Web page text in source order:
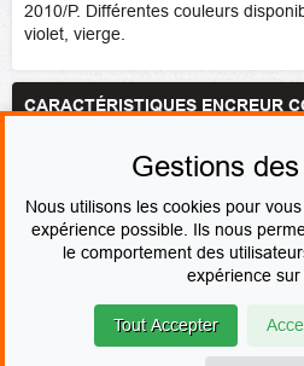
2010/P. Différentes couleurs
violet, vierge.
CARACTÉRISTIQUES ENCREUR
Couleur de l'encre
Noir,Bleu,
PAIEMENT
© Le fabricant de Tampons
Gestions
Nous utilisons les cookies pour
expérience possible. Ils nous
le comportement des
expérience sur
Tout Accepter